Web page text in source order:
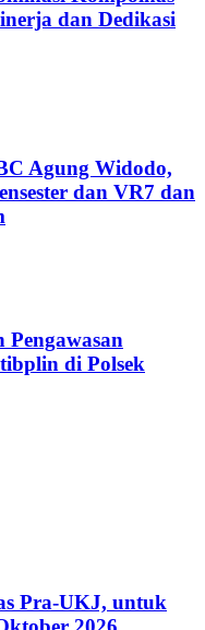
dan Dedikasi
Agung Widodo,
dan VR7 dan
di Polsek
Pra-UKJ, untuk